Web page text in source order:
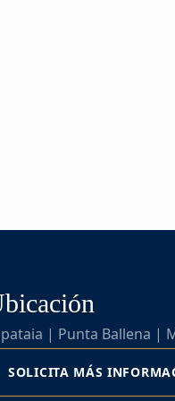
| Punta Ballena |
SOLICITA MÁS